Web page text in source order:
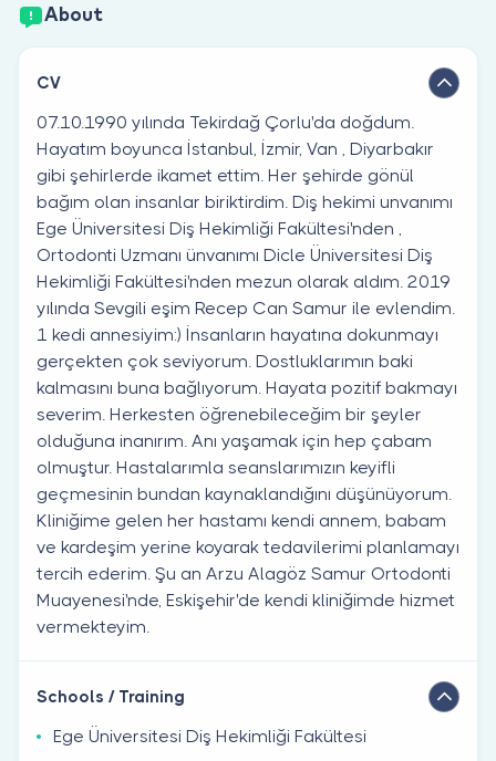
About
CV
07.10.1990 yılında Tekirdağ Çorlu'da doğdum.
Hayatım boyunca İstanbul, İzmir, Van , Diyarbakır
gibi şehirlerde ikamet ettim. Her şehirde gönül
bağım olan insanlar biriktirdim. Diş hekimi unvanımı
Ege Üniversitesi Diş Hekimliği Fakültesi'nden ,
Ortodonti Uzmanı ünvanımı Dicle Üniversitesi Diş
Hekimliği Fakültesi'nden mezun olarak aldım. 2019
yılında Sevgili eşim Recep Can Samur ile evlendim.
1 kedi annesiyim:) İnsanların hayatına dokunmayı
gerçekten çok seviyorum. Dostluklarımın baki
kalmasını buna bağlıyorum. Hayata pozitif bakmayı
severim. Herkesten öğrenebileceğim bir şeyler
olduğuna inanırım. Anı yaşamak için hep çabam
olmuştur. Hastalarımla seanslarımızın keyifli
geçmesinin bundan kaynaklandığını düşünüyorum.
Kliniğime gelen her hastamı kendi annem, babam
ve kardeşim yerine koyarak tedavilerimi planlamayı
tercih ederim. Şu an Arzu Alagöz Samur Ortodonti
Muayenesi'nde, Eskişehir'de kendi kliniğimde hizmet
vermekteyim.
Schools / Training
Ege Üniversitesi Diş Hekimliği Fakültesi